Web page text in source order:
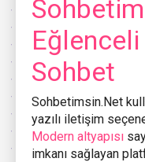
Sohbet
Sohbetimsin.Net
yazılı iletişim
Modern altyapısı
imkanı sağlayan